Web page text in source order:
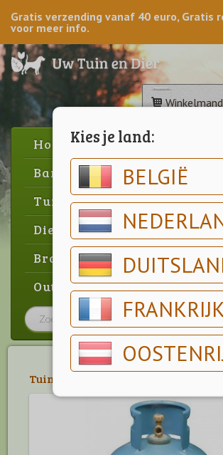
Kies je land:
BELGIË
Gratis verzending vanaf 40 euro, Gratis
voor meer info.
Home
Barbecue
Tuin
Dier
Brood & gebak
Outlet
Tuin